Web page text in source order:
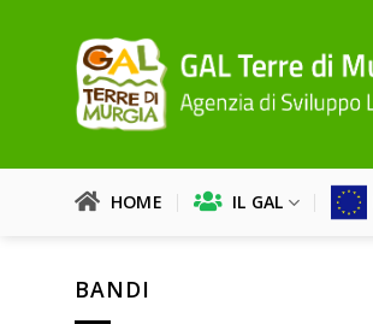
contenuti
HOME IL GAL
BANDI